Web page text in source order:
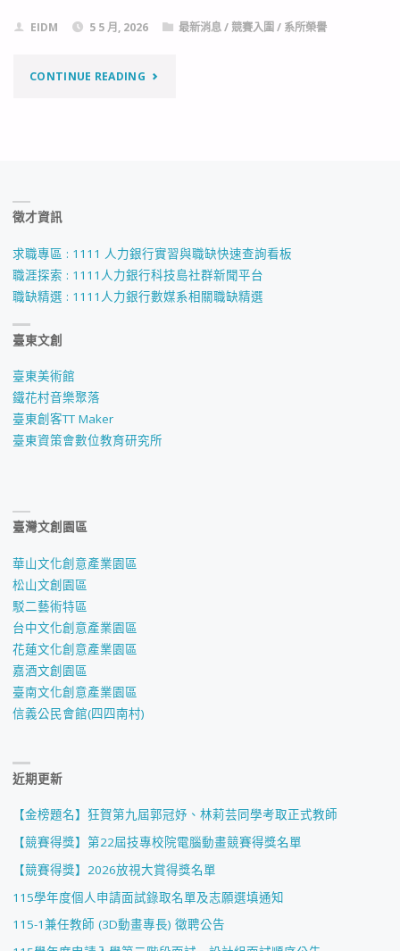
EIDM 5 5 月, 2026 最新消息/ 競賽入圍 / 系所榮譽
CONTINUE READING"【競
A+文
化
意
徵才資訊
求職專區 : 1111 人力銀行實習與職缺快速查詢看板
職涯探索 : 1111人力銀行科技島社群新聞平台
職缺精選 : 1111人力銀行數媒系相關職缺精選
臺東文創
臺東美術館
鐵花村音樂聚落
臺東創客TT Maker
臺東資策會數位教育研究所
臺灣文創園區
華山文化創意產業園區
松山文創園區
駁二藝術特區
台中文化創意產業園區
花蓮文化創意產業園區
嘉酒文創園區
臺南文化創意產業園區
信義公民會館(四四南村)
近期更新
【金榜題名】狂賀第九屆郭冠妤、林莉芸同學考取正式教師
【競賽得獎】第22屆技專校院電腦動畫競賽得獎名單
【競賽得獎】2026放視大賞得獎名單
115學年度個人申請面試錄取名單及志願選填通知
115-1兼任教師 (3D動畫專長) 徵聘公告